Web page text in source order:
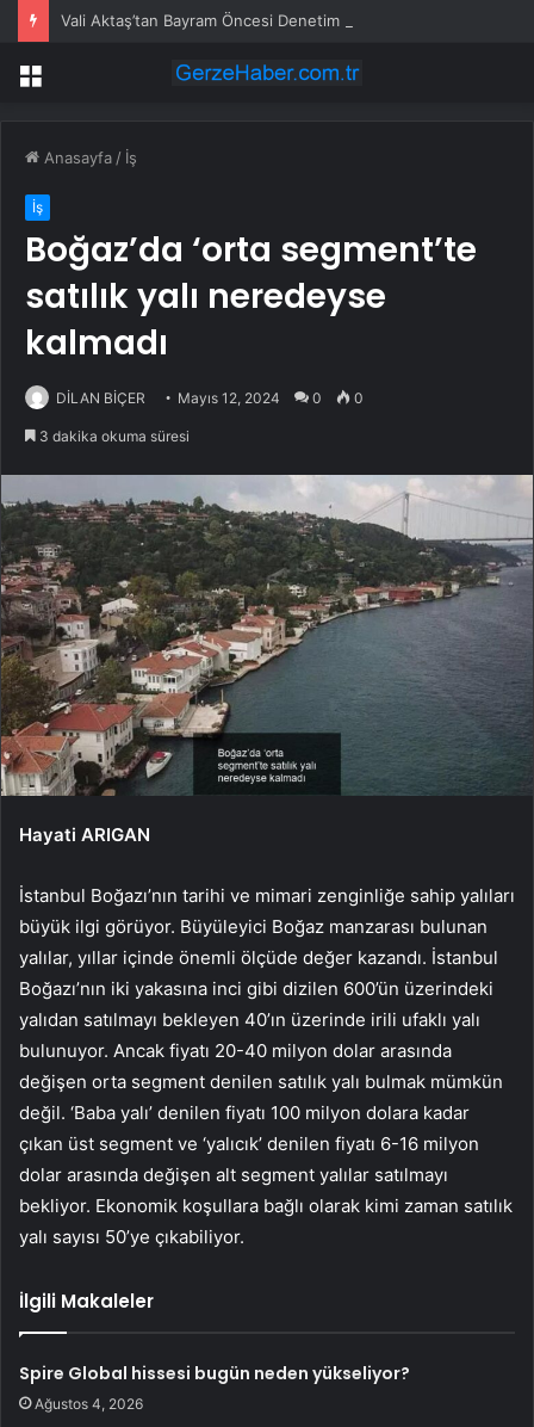
Vali Aktaş’tan Bayram Öncesi Denetim Ziyareti
Menü
Anasayfa / İş
İş
Boğaz’da ‘orta segment’te
satılık yalı neredeyse
kalmadı
DİLAN BİÇER Mayıs 12, 2024 0 0
3 dakika okuma süresi
Hayati ARIGAN
İstanbul Boğazı’nın tarihi ve mimari zenginliğe sahip yalıları
büyük ilgi görüyor. Büyüleyici Boğaz manzarası bulunan
yalılar, yıllar içinde önemli ölçüde değer kazandı. İstanbul
Boğazı’nın iki yakasına inci gibi dizilen 600’ün üzerindeki
yalıdan satılmayı bekleyen 40’ın üzerinde irili ufaklı yalı
bulunuyor. Ancak fiyatı 20-40 milyon dolar arasında
değişen orta segment denilen satılık yalı bulmak mümkün
değil. ‘Baba yalı’ denilen fiyatı 100 milyon dolara kadar
çıkan üst segment ve ‘yalıcık’ denilen fiyatı 6-16 milyon
dolar arasında değişen alt segment yalılar satılmayı
bekliyor. Ekonomik koşullara bağlı olarak kimi zaman satılık
yalı sayısı 50’ye çıkabiliyor.
İlgili Makaleler
Spire Global hissesi bugün neden yükseliyor?
Ağustos 4, 2026